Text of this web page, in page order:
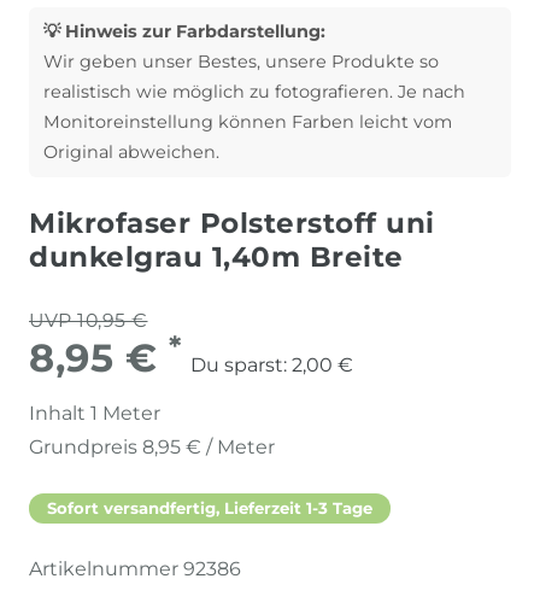
💡 Hinweis zur Farbdarstellung:
Wir geben unser Bestes, unsere Produkte so
realistisch wie möglich zu fotografieren. Je nach
Monitoreinstellung können Farben leicht vom
Original abweichen.
Mikrofaser Polsterstoff uni
dunkelgrau 1,40m Breite
UVP 10,95 €
8,95 € *
Du sparst: 2,00 €
Inhalt 1 Meter
Grundpreis 8,95 € / Meter
Sofort versandfertig, Lieferzeit 1-3 Tage
Artikelnummer 92386